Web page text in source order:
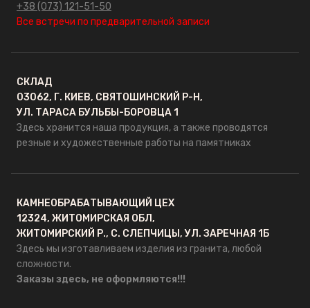
+38 (073) 121-51-50
Все встречи по предварительной записи
СКЛАД
03062, Г. КИЕВ, СВЯТОШИНСКИЙ Р-Н,
УЛ. ТАРАСА БУЛЬБЫ-БОРОВЦА 1
Здесь хранится наша продукция, а также проводятся
резные и художественные работы на памятниках
КАМНЕОБРАБАТЫВАЮЩИЙ ЦЕХ
12324, ЖИТОМИРСКАЯ ОБЛ,
ЖИТОМИРСКИЙ Р., С. СЛЕПЧИЦЫ, УЛ. ЗАРЕЧНАЯ 1Б
Здесь мы изготавливаем изделия из гранита, любой
сложности.
Заказы здесь, не оформляются!!!